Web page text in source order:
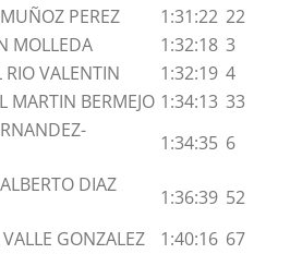
PEREZ 1:31:22 22
MOLLEDA 1:32:18 3
VALENTIN 1:32:19 4
MARTIN BERMEJO 1:34:13 33
1:34:35 6
DIAZ
1:36:39 52
GONZALEZ 1:40:16 67